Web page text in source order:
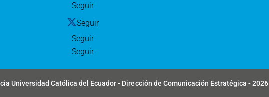
Seguir
Seguir
Seguir
Seguir
Universidad Católica del Ecuador - Dirección de Comunicación Estratégica - 2026